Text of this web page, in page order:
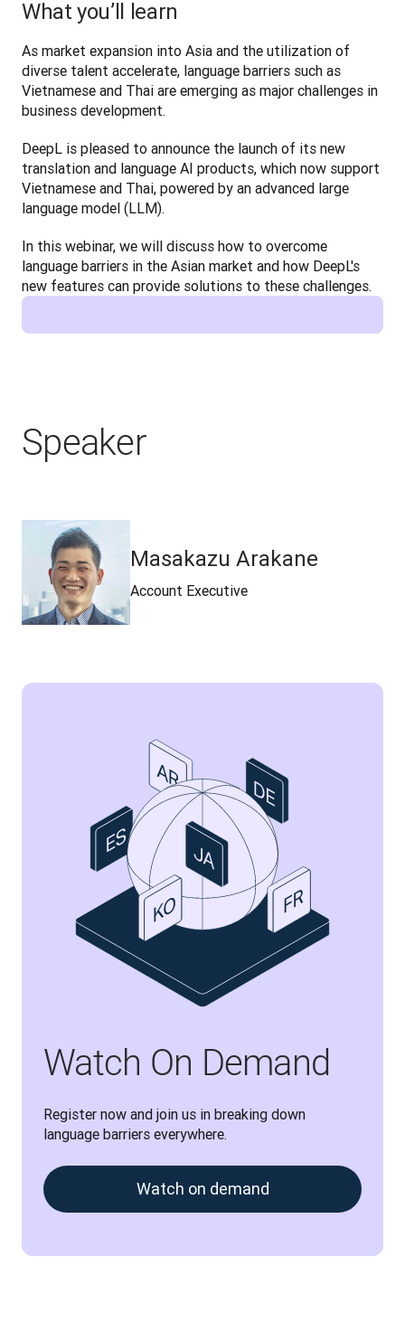
What you’ll learn
As market expansion into Asia and the utilization of
diverse talent accelerate, language barriers such as
Vietnamese and Thai are emerging as major challenges in
business development.
DeepL is pleased to announce the launch of its new
translation and language AI products, which now support
Vietnamese and Thai, powered by an advanced large
language model (LLM).
In this webinar, we will discuss how to overcome
language barriers in the Asian market and how DeepL's
new features can provide solutions to these challenges.
Speaker
Masakazu Arakane
Account Executive
Watch On Demand
Register now and join us in breaking down
language barriers everywhere.
Watch on demand